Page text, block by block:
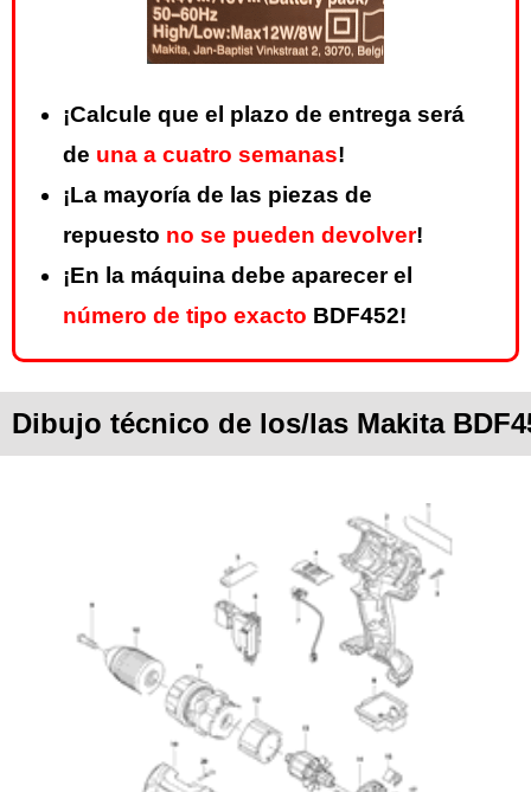
¡Calcule que el plazo de entrega será
de una a cuatro semanas!
¡La mayoría de las piezas de
repuesto no se pueden devolver!
¡En la máquina debe aparecer el
número de tipo exacto BDF452!
Dibujo técnico de los/las Makita